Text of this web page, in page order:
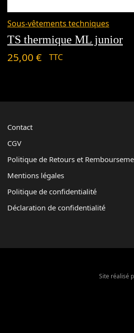
Sous-vêtements techniques
TS thermique ML junior
25,00 € TTC
Contact
CGV
Politique de Retours et
Mentions légales
Politique de confidentialité
Déclaration de confidentialité
Site réalisé